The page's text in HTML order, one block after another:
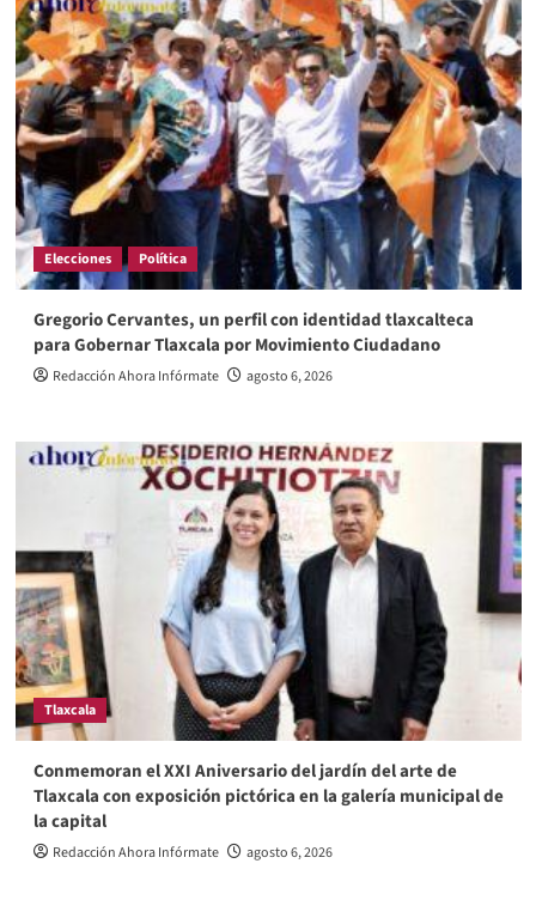
Elecciones Política
Gregorio Cervantes, un perfil con identidad tlaxcalteca
para Gobernar Tlaxcala por Movimiento Ciudadano
Redacción Ahora Infórmate agosto 6, 2026
Tlaxcala
Conmemoran el XXI Aniversario del jardín del arte de
Tlaxcala con exposición pictórica en la galería municipal de
la capital
Redacción Ahora Infórmate agosto 6, 2026